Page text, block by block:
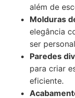
além de
Molduras
elegância
ser
Paredes
para criar
eficiente.